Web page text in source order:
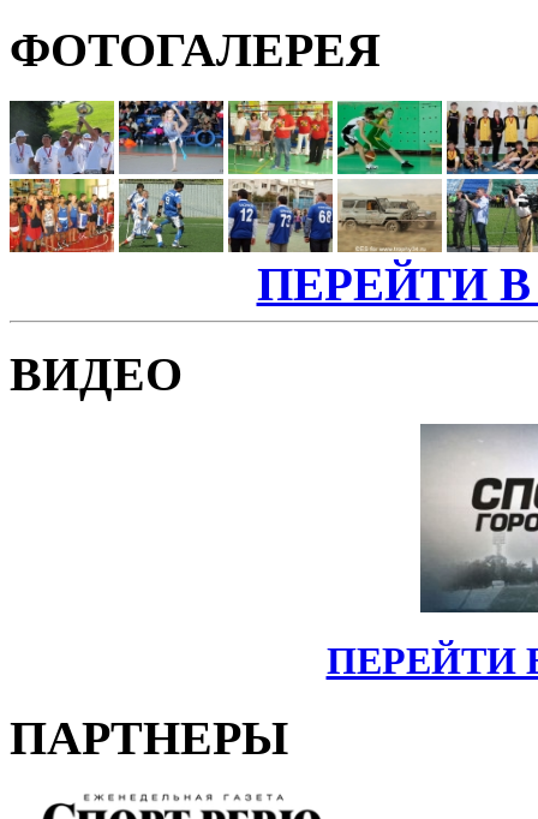
ФОТОГАЛЕРЕЯ
ПЕРЕЙТИ В
ВИДЕО
ПЕРЕЙТИ
ПАРТНЕРЫ